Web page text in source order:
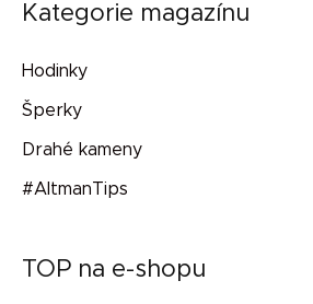
Kategorie magazínu
Hodinky
Šperky
Drahé kameny
#AltmanTips
TOP na e-shopu